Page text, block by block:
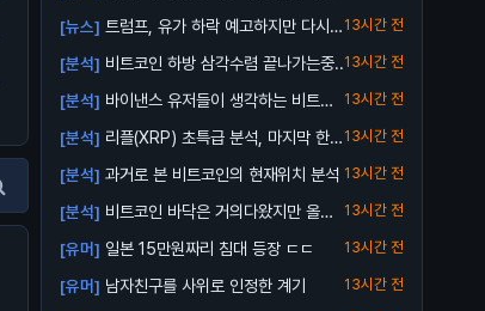
[뉴스] 트럼프, 유가 하락 예고하지만 다시
오를 수 ...
13시간 전
[분석] 비트코인 하방 삼각수렴 끝나가는중..13시간 전
[분석] 바이낸스 유저들이 생각하는 비트코
인 바닥
13시간 전
[분석] 리플(XRP) 초특급 분석, 마지막 한번
받아...
13시간 전
[분석] 과거로 본 비트코인의 현재위치 분석 13시간 전
[분석] 비트코인 바닥은 거의다왔지만 올인
은 금지
13시간 전
[유머] 일본 15만원짜리 침대 등장 ㄷㄷ 13시간 전
[유머] 남자친구를 사위로 인정한 계기 13시간 전